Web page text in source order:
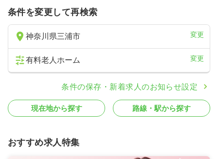
条件を変更して再検索
神奈川県三浦市 変更
有料老人ホーム 変更
条件の保存・新着求人のお知らせ設定
現在地から探す 路線・駅から探す
おすすめ求人特集